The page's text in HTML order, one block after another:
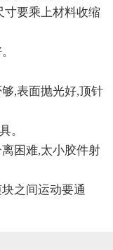
寸要乘上材料收缩
,表面抛光好,顶针
。
困难,太小胶件射
之间运动要通